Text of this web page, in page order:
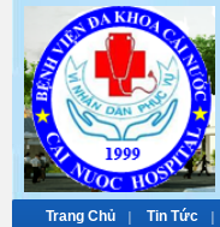
Trang Chủ Tin Tức